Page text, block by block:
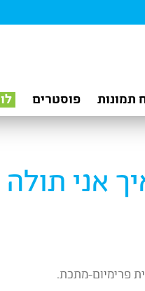
תמונות פוסטרים
אני